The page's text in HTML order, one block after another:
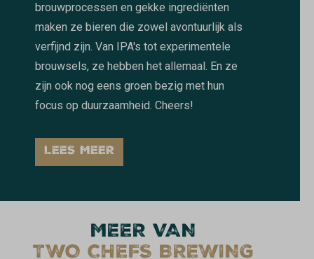
brouwprocessen en gekke ingrediënten
maken ze bieren die zowel avontuurlijk als
verfijnd zijn. Van IPA's tot experimentele
brouwsels, ze hebben het allemaal. En ze
zijn ook nog eens groen bezig met hun
focus op duurzaamheid. Cheers!
LEES MEER
MEER VAN